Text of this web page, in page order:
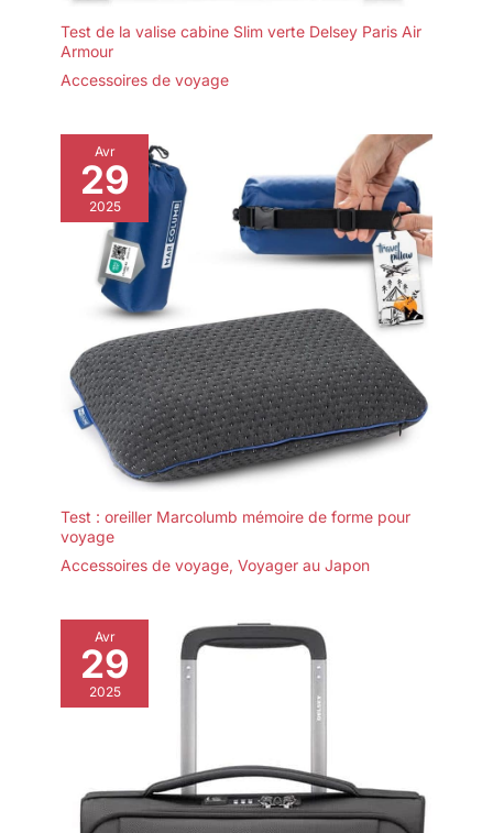
Test de la valise cabine Slim verte Delsey Paris Air
Armour
Accessoires de voyage
Avr
29
2025
Test : oreiller Marcolumb mémoire de forme pour
voyage
Accessoires de voyage, Voyager au Japon
Avr
29
2025